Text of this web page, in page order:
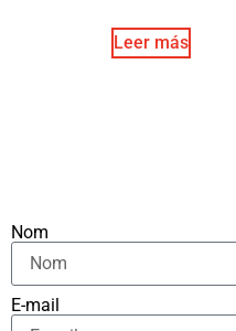
Leer más
Nom
E-mail